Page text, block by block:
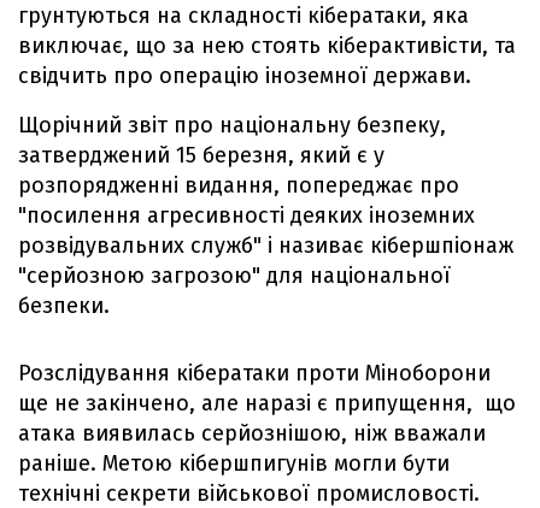
грунтуються на складності кібератаки, яка
виключає, що за нею стоять кіберактивісти, та
свідчить про операцію іноземної держави.
Щорічний звіт про національну безпеку,
затверджений 15 березня, який є у
розпорядженні видання, попереджає про
"посилення агресивності деяких іноземних
розвідувальних служб" і називає кібершпіонаж
"серйозною загрозою" для національної
безпеки.
Розслідування кібератаки проти Міноборони
ще не закінчено, але наразі є припущення, що
атака виявилась серйознішою, ніж вважали
раніше. Метою кібершпигунів могли бути
технічні секрети військової промисловості.